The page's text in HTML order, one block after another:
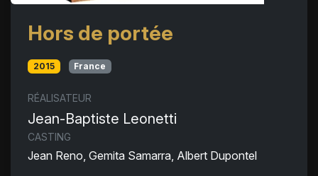
Hors de portée
2015 France
RÉALISATEUR
Jean-Baptiste Leonetti
CASTING
Jean Reno, Gemita Samarra, Albert Dupontel